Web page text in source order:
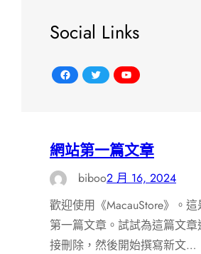
Social Links
Facebook Twitter YouTube
網站第一篇文章
biboo2 月 16, 2024
歡迎使用《MacauStore》。
第一篇文章。試試為這篇文
接刪除，然後開始撰寫新文…